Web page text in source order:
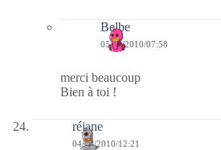
Belbe
05/03/2010/07:58
merci beaucoup
Bien à toi !
réjane
04/03/2010/12:21